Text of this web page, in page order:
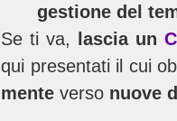
gestione del
Se ti va, lascia un
qui presentati il cui
mente verso nuove